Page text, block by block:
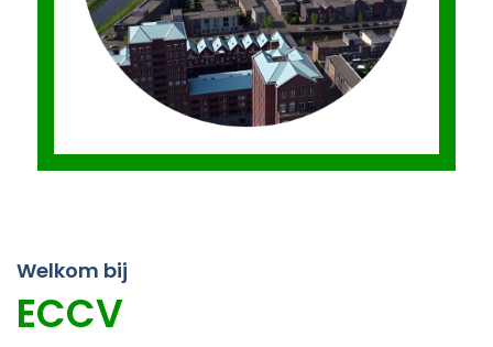
Welkom bij
ECCV